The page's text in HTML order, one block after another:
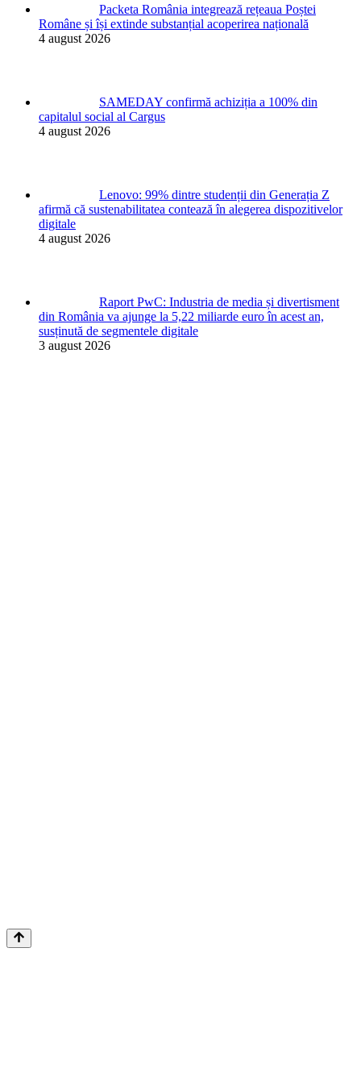
Packeta România integrează rețeaua Poștei
Române și își extinde substanțial acoperirea națională
4 august 2026
SAMEDAY confirmă achiziția a 100% din
capitalul social al Cargus
4 august 2026
Lenovo: 99% dintre studenții din Generația Z
afirmă că sustenabilitatea contează în alegerea dispozitivelor
digitale
4 august 2026
Raport PwC: Industria de media și divertisment
din România va ajunge la 5,22 miliarde euro în acest an,
susținută de segmentele digitale
3 august 2026